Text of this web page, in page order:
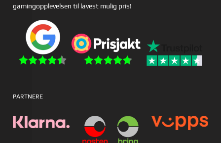
gamingopplevelsen til lavest mulig pris!
PARTNERE